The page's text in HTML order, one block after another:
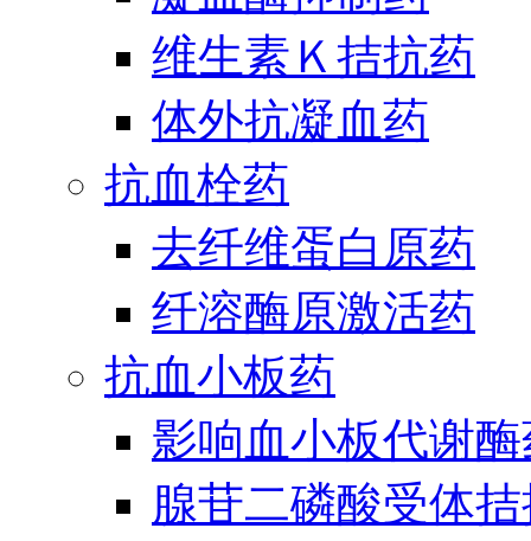
维生素Ｋ拮抗药
体外抗凝血药
抗血栓药
去纤维蛋白原药
纤溶酶原激活药
抗血小板药
影响血小板代谢
腺苷二磷酸受体